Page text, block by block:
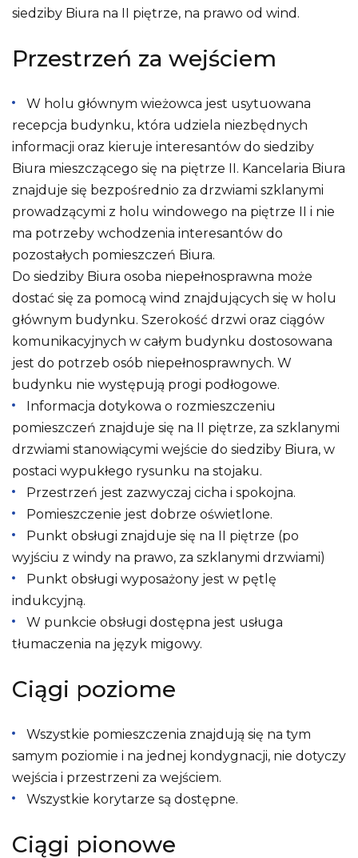
siedziby Biura na II piętrze, na prawo od wind.
Przestrzeń za wejściem
W holu głównym wieżowca jest usytuowana
recepcja budynku, która udziela niezbędnych
informacji oraz kieruje interesantów do siedziby
Biura mieszczącego się na piętrze II. Kancelaria Biura
znajduje się bezpośrednio za drzwiami szklanymi
prowadzącymi z holu windowego na piętrze II i nie
ma potrzeby wchodzenia interesantów do
pozostałych pomieszczeń Biura.
Do siedziby Biura osoba niepełnosprawna może
dostać się za pomocą wind znajdujących się w holu
głównym budynku. Szerokość drzwi oraz ciągów
komunikacyjnych w całym budynku dostosowana
jest do potrzeb osób niepełnosprawnych. W
budynku nie występują progi podłogowe.
Informacja dotykowa o rozmieszczeniu
pomieszczeń znajduje się na II piętrze, za szklanymi
drzwiami stanowiącymi wejście do siedziby Biura, w
postaci wypukłego rysunku na stojaku.
Przestrzeń jest zazwyczaj cicha i spokojna.
Pomieszczenie jest dobrze oświetlone.
Punkt obsługi znajduje się na II piętrze (po
wyjściu z windy na prawo, za szklanymi drzwiami)
Punkt obsługi wyposażony jest w pętlę
indukcyjną.
W punkcie obsługi dostępna jest usługa
tłumaczenia na język migowy.
Ciągi poziome
Wszystkie pomieszczenia znajdują się na tym
samym poziomie i na jednej kondygnacji, nie dotyczy
wejścia i przestrzeni za wejściem.
Wszystkie korytarze są dostępne.
Ciągi pionowe